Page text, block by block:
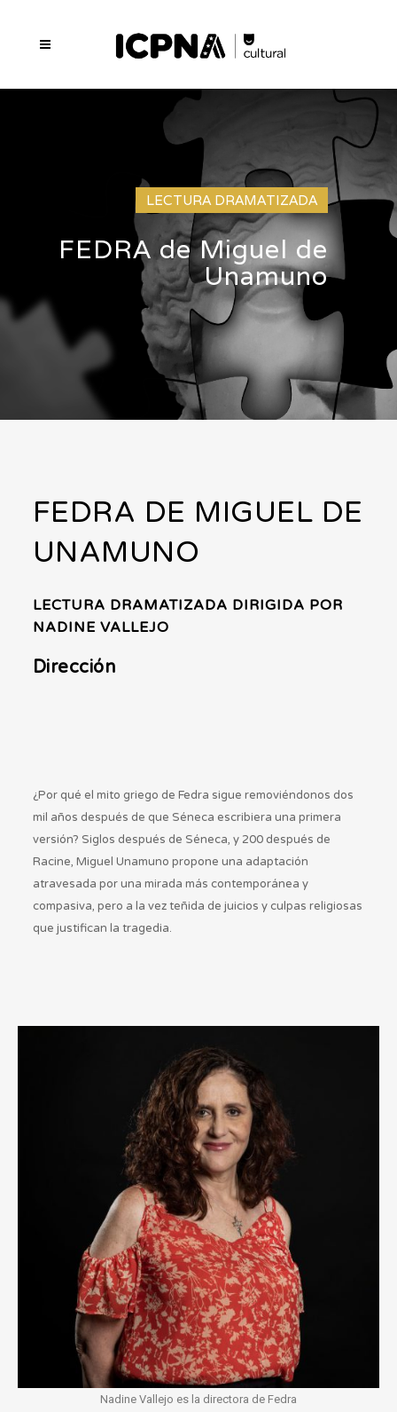
LECTURA DRAMATIZADA
FEDRA de Miguel de
Unamuno
FEDRA DE MIGUEL DE
UNAMUNO
LECTURA DRAMATIZADA DIRIGIDA POR
NADINE VALLEJO
Dirección
¿Por qué el mito griego de Fedra sigue removiéndonos dos
mil años después de que Séneca escribiera una primera
versión? Siglos después de Séneca, y 200 después de
Racine, Miguel Unamuno propone una adaptación
atravesada por una mirada más contemporánea y
compasiva, pero a la vez teñida de juicios y culpas religiosas
que justifican la tragedia.
Nadine Vallejo es la directora de Fedra